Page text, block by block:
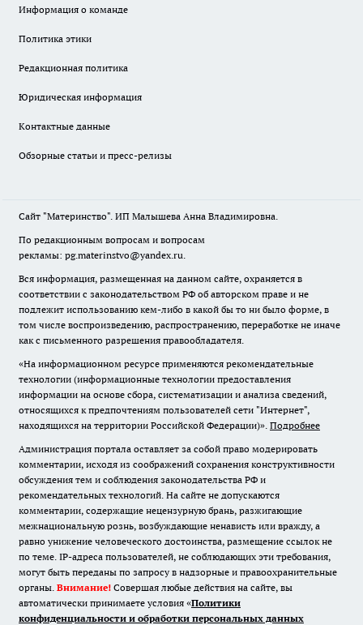
Информация о команде
Политика этики
Редакционная политика
Юридическая информация
Контактные данные
Обзорные статьи и пресс-релизы
Сайт "Материнство". ИП Малышева Анна Владимировна.
По редакционным вопросам и вопросам
рекламы: pg.materinstvo@yandex.ru.
Вся информация, размещенная на данном сайте, охраняется в
соответствии с законодательством РФ об авторском праве и не
подлежит использованию кем-либо в какой бы то ни было форме, в
том числе воспроизведению, распространению, переработке не иначе
как с письменного разрешения правообладателя.
«На информационном ресурсе применяются рекомендательные
технологии (информационные технологии предоставления
информации на основе сбора, систематизации и анализа сведений,
относящихся к предпочтениям пользователей сети "Интернет",
находящихся на территории Российской Федерации)». Подробнее
Администрация портала оставляет за собой право модерировать
комментарии, исходя из соображений сохранения конструктивности
обсуждения тем и соблюдения законодательства РФ и
рекомендательных технологий. На сайте не допускаются
комментарии, содержащие нецензурную брань, разжигающие
межнациональную рознь, возбуждающие ненависть или вражду, а
равно унижение человеческого достоинства, размещение ссылок не
по теме. IP-адреса пользователей, не соблюдающих эти требования,
могут быть переданы по запросу в надзорные и правоохранительные
органы. Внимание! Совершая любые действия на сайте, вы
автоматически принимаете условия «Политики
конфиденциальности и обработки персональных данных